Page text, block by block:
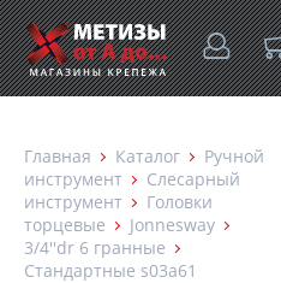
Главная Каталог
Ручной
инструмент
Слесарный
инструмент
Головки
торцевые
Jonnesway
3/4''dr 6 гранные
Стандартные s03a61